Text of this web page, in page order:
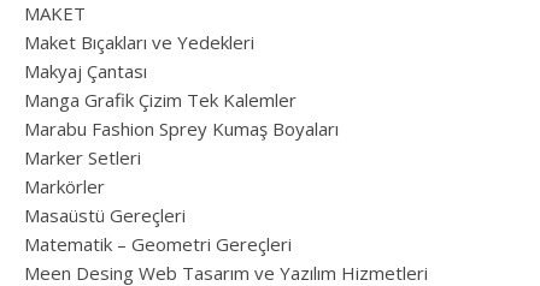
MAKET
Maket Bıçakları ve Yedekleri
Makyaj Çantası
Manga Grafik Çizim Tek Kalemler
Marabu Fashion Sprey Kumaş Boyaları
Marker Setleri
Markörler
Masaüstü Gereçleri
Matematik – Geometri Gereçleri
Meen Desing Web Tasarım ve Yazılım Hizmetleri